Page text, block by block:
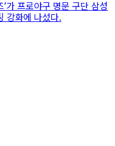
가 프로야구 명문 구단 삼성
강화에 나섰다.